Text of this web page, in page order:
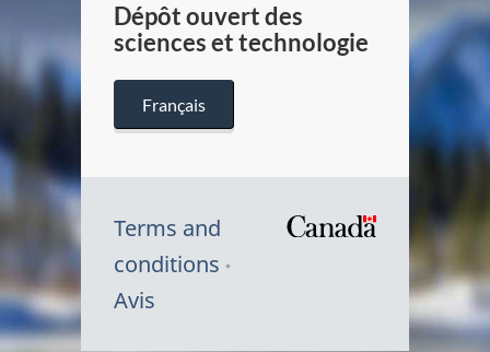
Dépôt ouvert des
sciences et technologie
Français
Terms and
conditions
Avis
Symbole